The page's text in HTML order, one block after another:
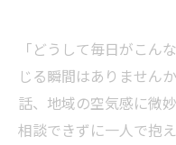
「どうして毎日がこん
じる瞬間はありません
話、地域の空気感に微
相談できずに一人で抱